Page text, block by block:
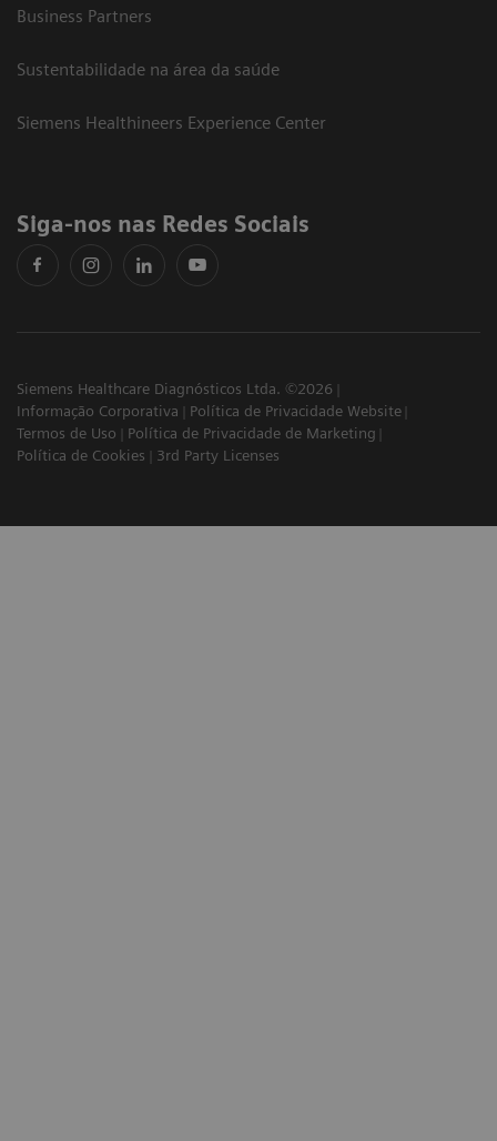
Business Partners
Sustentabilidade na área da saúde
Siemens Healthineers Experience Center
Siga-nos nas Redes Sociais
Siemens Healthcare Diagnósticos Ltda. ©2026
Informação Corporativa
Política de Privacidade Website
Termos de Uso
Política de Privacidade de Marketing
Política de Cookies
3rd Party Licenses